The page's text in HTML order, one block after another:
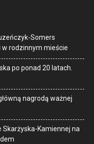
Somers
rodzinnym mieście
po ponad 20 latach.
nagrodą ważnej
Skarżyska-Kamiennej na